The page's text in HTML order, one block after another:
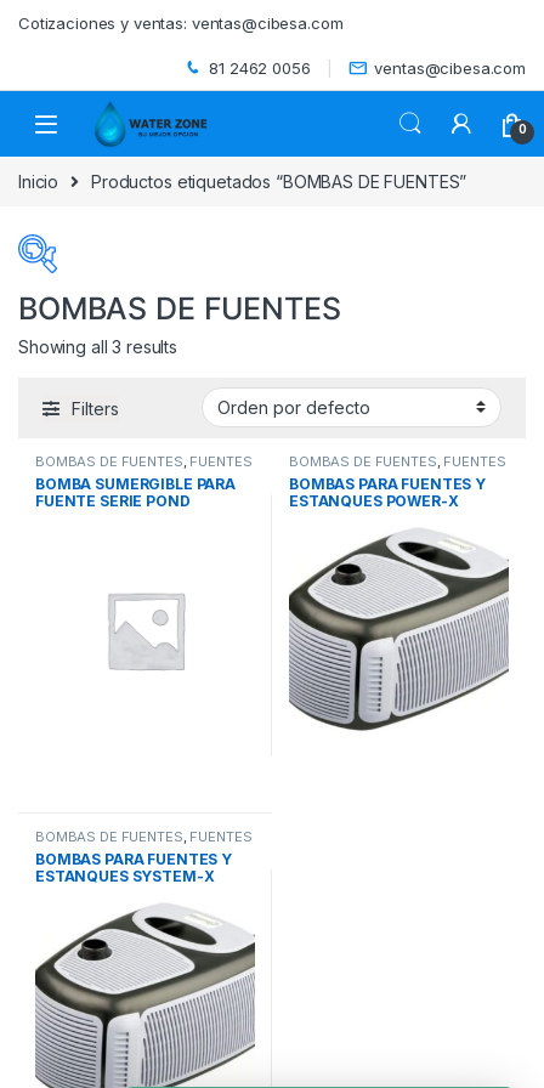
Cotizaciones y ventas: ventas@cibesa.com
81 2462 0056 ventas@cibesa.com
0
Inicio Productos etiquetados “BOMBAS DE FUENTES”
ACCESORIOS (0)
BEBEDEROS(0)
PISCINAS (180)
RECUBRIMIENTOS
TINACOS(0)
TOLVAS(0)
BOMBAS DE FUENTES
Showing all 3 results
Filters
BOMBAS DE FUENTES, FUENTES
Y CASCADAS,PISCINAS
BOMBA SUMERGIBLE PARA
FUENTE SERIE POND
BOMBAS DE FUENTES, FUENTES
Y CASCADAS, PISCINAS
BOMBAS PARA FUENTES Y
ESTANQUES POWER-X
BOMBAS DE FUENTES FUENTES
PISCINAS
BOMBAS PARA FUENTES Y
ESTANQUES SYSTEM-X